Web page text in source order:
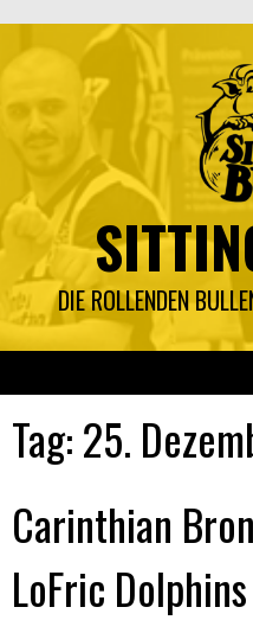
Inhalt
DIE ROLLENDEN
Tag:25.
Carinthian
LoFric